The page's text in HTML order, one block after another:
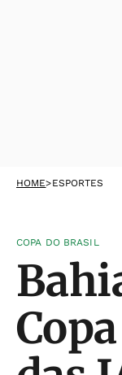
HOME>ESPORTES
COPA DO BRASIL